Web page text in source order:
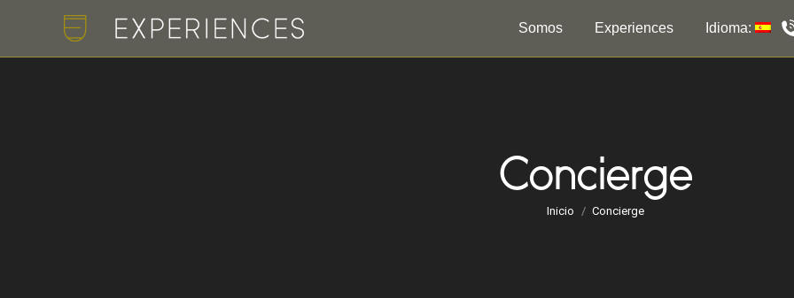
Somos Experiences Idioma:
Concierge
Estás aquí:
Inicio Concierge